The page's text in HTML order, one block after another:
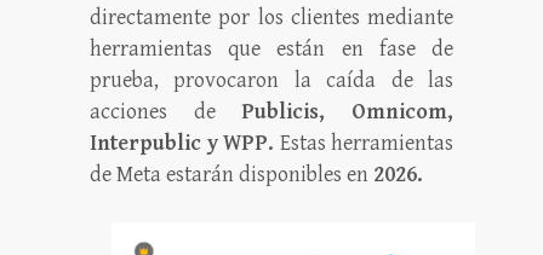
directamente por los clientes mediante
herramientas que están en fase de
prueba, provocaron la caída de las
acciones de Publicis, Omnicom,
Interpublic y WPP. Estas herramientas
de Meta estarán disponibles en 2026.